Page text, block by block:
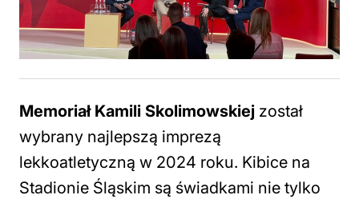
Memoriał Kamili Skolimowskiej został
wybrany najlepszą imprezą
lekkoatletyczną w 2024 roku. Kibice na
Stadionie Śląskim są świadkami nie tylko